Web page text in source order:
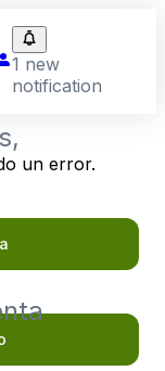
1 new
notification
un error.